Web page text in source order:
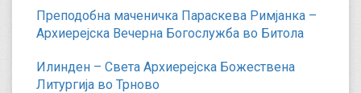
Преподобна маченичка Параскева Римјанка –
Архиерејска Вечерна Богослужба во Битола
Илинден – Света Архиерејска Божествена
Литургија во Трново